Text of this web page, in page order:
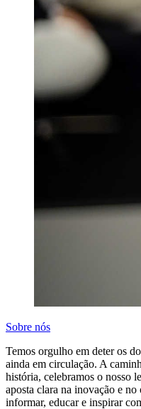
Sobre nós
Temos orgulho em deter os
ainda em circulação. A
história, celebramos o nosso
aposta clara na inovação e
informar, educar e inspirar